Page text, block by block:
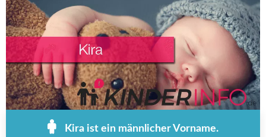
Kira ist ein männlicher Vorname.